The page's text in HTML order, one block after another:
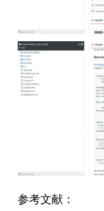
参考文献：